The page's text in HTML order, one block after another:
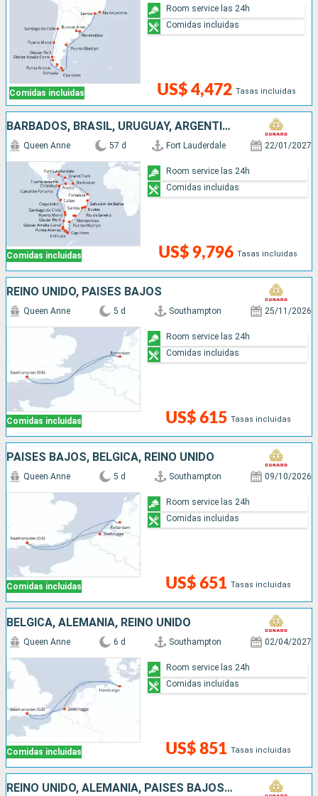
Comidas incluidas US$ 4,472 Tasas incluidas
Room service las 24h
Comidas incluidas
BARBADOS, BRASIL, URUGUAY, ARGENTINA, CHILE, PERÚ, PANAMÁ, ARUBA, ESTADOS UNIDOS
Comidas incluidas
Queen Anne 57 d Fort Lauderdale 22/01/2027
US$ 9,796 Tasas incluidas
Room service las 24h
Comidas incluidas
REINO UNIDO, PAISES BAJOS
Comidas incluidas
Queen Anne 5 d Southampton 25/11/2026
US$ 615 Tasas incluidas
Room service las 24h
Comidas incluidas
PAISES BAJOS, BÉLGICA, REINO UNIDO
Comidas incluidas
Queen Anne 5 d Southampton 09/10/2026
US$ 651 Tasas incluidas
Room service las 24h
Comidas incluidas
BÉLGICA, ALEMANIA, REINO UNIDO
Comidas incluidas
Queen Anne 6 d Southampton 02/04/2027
US$ 851 Tasas incluidas
Room service las 24h
Comidas incluidas
REINO UNIDO, ALEMANIA, PAISES BAJOS, BÉLGICA